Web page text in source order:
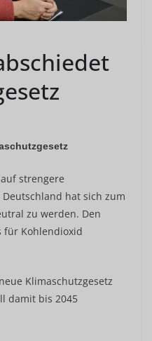
strengere
hat sich zum
zu werden. Den
für Kohlendioxid
Klimaschutzgesetz
damit bis 2045